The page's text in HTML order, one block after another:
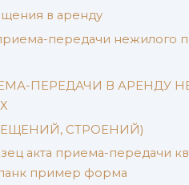
в аренду
передачи нежилого
ПЕРЕДАЧИ В АРЕНДУ
СТРОЕНИЙ)
акта приема-передачи
пример форма